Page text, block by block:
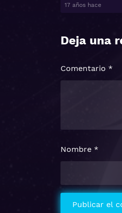
17 años hace
Deja una
Comentario *
Nombre *